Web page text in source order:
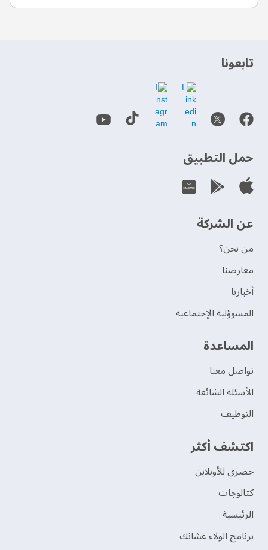
‫تابعونا‬
حمل التطبيق
عن الشركة
من نحن؟
‫معارضنا‬
‫أخبارنا‬
المسوؤلية الإجتماعية
‫المساعدة‬
تواصل معنا
الأسئلة الشائعة
التوظيف
اكتشف أكثر
حصري للأونلاين
‫كتالوجات‬
الرئيسية
برنامج الولاء عشانك